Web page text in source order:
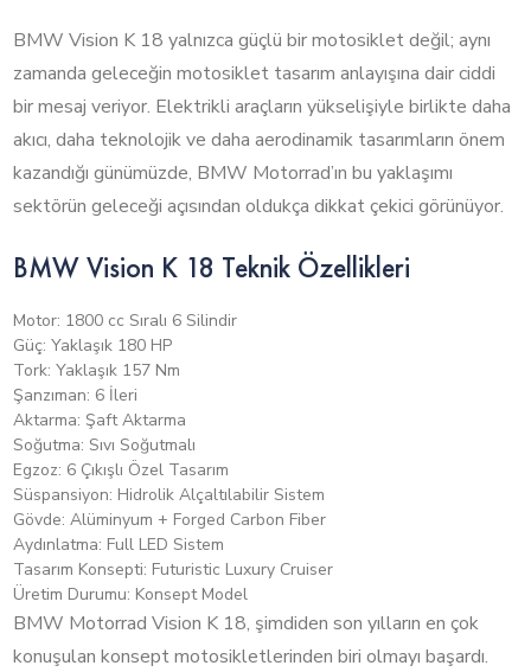
BMW Vision K 18 yalnızca güçlü bir motosiklet değil; aynı
zamanda geleceğin motosiklet tasarım anlayışına dair ciddi
bir mesaj veriyor. Elektrikli araçların yükselişiyle birlikte daha
akıcı, daha teknolojik ve daha aerodinamik tasarımların önem
kazandığı günümüzde, BMW Motorrad’ın bu yaklaşımı
sektörün geleceği açısından oldukça dikkat çekici görünüyor.
BMW Vision K 18 Teknik Özellikleri
Motor: 1800 cc Sıralı 6 Silindir
Güç: Yaklaşık 180 HP
Tork: Yaklaşık 157 Nm
Şanzıman: 6 İleri
Aktarma: Şaft Aktarma
Soğutma: Sıvı Soğutmalı
Egzoz: 6 Çıkışlı Özel Tasarım
Süspansiyon: Hidrolik Alçaltılabilir Sistem
Gövde: Alüminyum + Forged Carbon Fiber
Aydınlatma: Full LED Sistem
Tasarım Konsepti: Futuristic Luxury Cruiser
Üretim Durumu: Konsept Model
BMW Motorrad Vision K 18, şimdiden son yılların en çok
konuşulan konsept motosikletlerinden biri olmayı başardı.